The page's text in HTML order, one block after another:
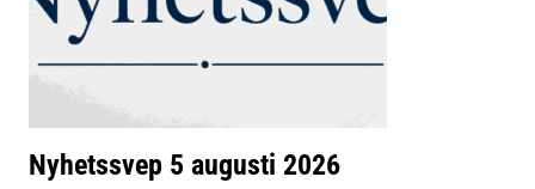
Nyhetssvep 5 augusti 2026